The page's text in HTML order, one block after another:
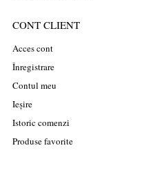
CONT CLIENT
Acces cont
Înregistrare
Contul meu
Ieșire
Istoric comenzi
Produse favorite